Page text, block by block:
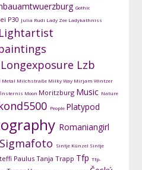
Gothic
P30 Julia Rudi Lady Zee Ladykathniss
Lightartist
Longexposure Lzb
Metal Milchstraße Milky Way Mirjam Wintzer
Moon Moritzburg Music Nature
People Platypod
Romaniangirl
Sigmafoto Sintje Künzel Sintje
Paulus Tanja Trapp Tfp Tfp-